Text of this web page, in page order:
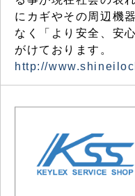
にカギやその周辺機
なく「より安全、安
がけております。
http://